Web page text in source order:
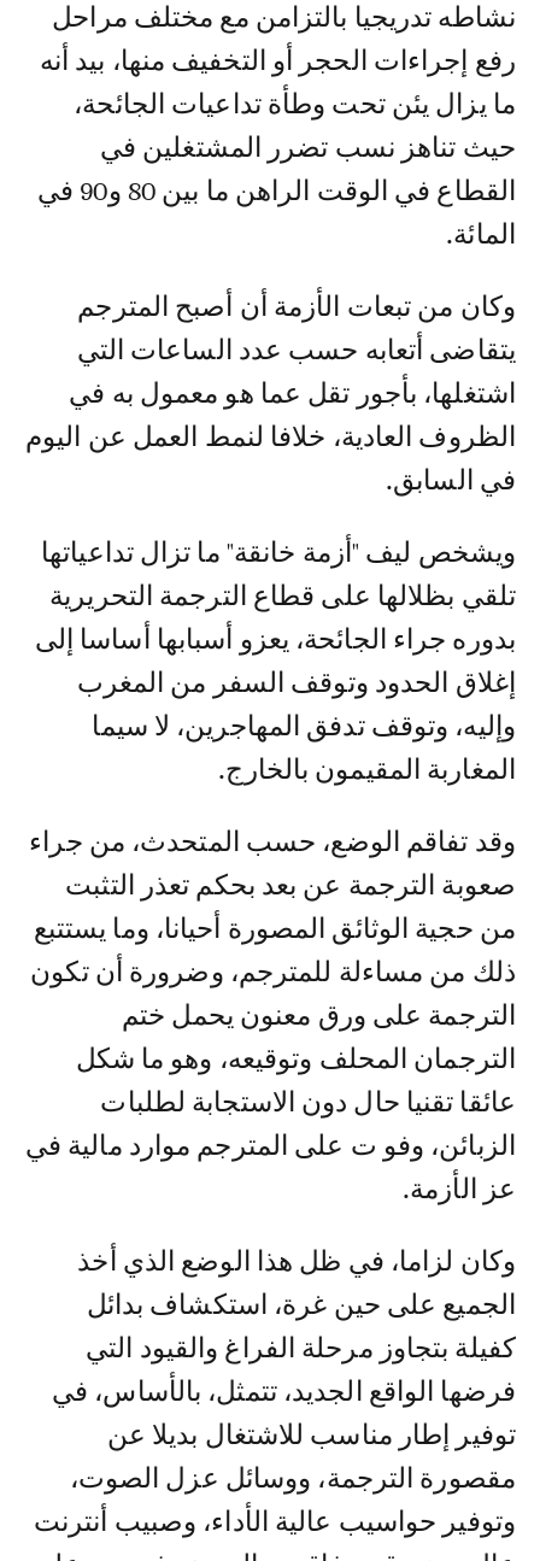
نشاطه تدريجيا بالتزامن مع مختلف مراحل
رفع إجراءات الحجر أو التخفيف منها، بيد أنه
ما يزال يئن تحت وطأة تداعيات الجائحة،
حيث تناهز نسب تضرر المشتغلين في
القطاع في الوقت الراهن ما بين 80 و90 في
المائة.
وكان من تبعات الأزمة أن أصبح المترجم
يتقاضى أتعابه حسب عدد الساعات التي
اشتغلها، بأجور تقل عما هو معمول به في
الظروف العادية، خلافا لنمط العمل عن اليوم
في السابق.
ويشخص ليف "أزمة خانقة" ما تزال تداعياتها
تلقي بظلالها على قطاع الترجمة التحريرية
بدوره جراء الجائحة، يعزو أسبابها أساسا إلى
إغلاق الحدود وتوقف السفر من المغرب
وإليه، وتوقف تدفق المهاجرين، لا سيما
المغاربة المقيمون بالخارج.
وقد تفاقم الوضع، حسب المتحدث، من جراء
صعوبة الترجمة عن بعد بحكم تعذر التثبت
من حجية الوثائق المصورة أحيانا، وما يستتبع
ذلك من مساءلة للمترجم، وضرورة أن تكون
الترجمة على ورق معنون يحمل ختم
الترجمان المحلف وتوقيعه، وهو ما شكل
عائقا تقنيا حال دون الاستجابة لطلبات
الزبائن، وفو ت على المترجم موارد مالية في
عز الأزمة.
وكان لزاما، في ظل هذا الوضع الذي أخذ
الجميع على حين غرة، استكشاف بدائل
كفيلة بتجاوز مرحلة الفراغ والقيود التي
فرضها الواقع الجديد، تتمثل، بالأساس، في
توفير إطار مناسب للاشتغال بديلا عن
مقصورة الترجمة، ووسائل عزل الصوت،
وتوفير حواسيب عالية الأداء، وصبيب أنترنت